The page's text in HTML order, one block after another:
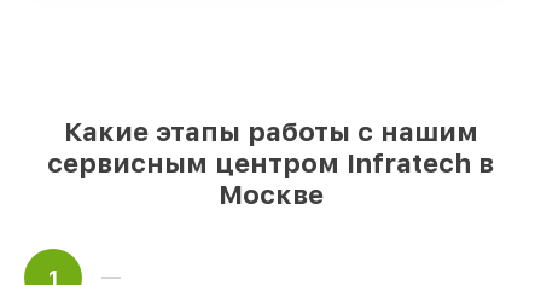
Какие этапы работы с нашим
сервисным центром Infratech в
Москве
1